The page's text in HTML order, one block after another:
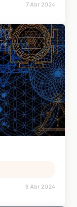
7 Abr 2024
6 Abr 2024